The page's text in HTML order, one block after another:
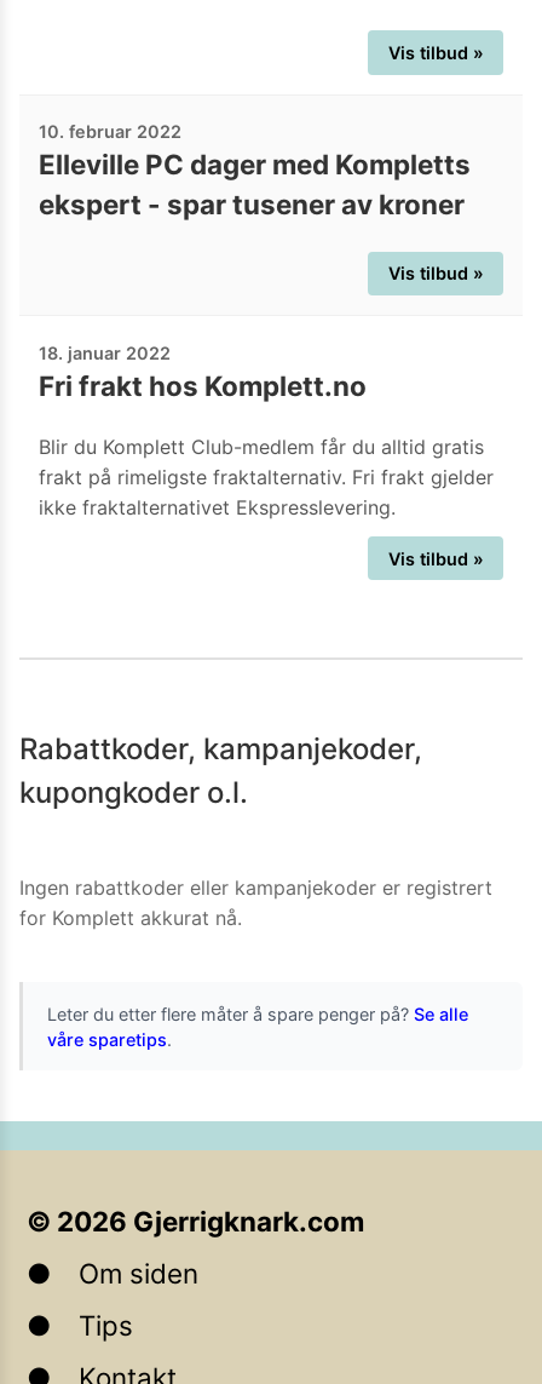
Vis tilbud »
10. februar 2022
Elleville PC dager med Kompletts
ekspert - spar tusener av kroner
Vis tilbud »
18. januar 2022
Fri frakt hos Komplett.no
Blir du Komplett Club-medlem får du alltid gratis
frakt på rimeligste fraktalternativ. Fri frakt gjelder
ikke fraktalternativet Ekspresslevering.
Vis tilbud »
Rabattkoder, kampanjekoder,
kupongkoder o.l.
Ingen rabattkoder eller kampanjekoder er registrert
for Komplett akkurat nå.
Leter du etter flere måter å spare penger på? Se alle
våre sparetips.
© 2026 Gjerrigknark.com
Om siden
Tips